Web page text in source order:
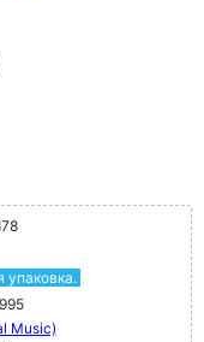
упаковка.
Music)